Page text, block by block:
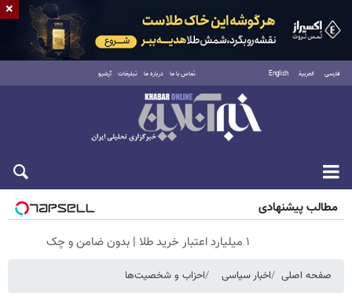
فارسی العربية English تماس با ما درباره ما تبلیغات آرشیو
شنبه ۱۷ مرداد ۱۴۰۵
مطالب پیشنهادی
۱ میلیارد اعتبار خرید طلا | بدون ضامن و چک
صفحه اصلی اخبار سیاسی احزاب و شخصیت‌ها
×